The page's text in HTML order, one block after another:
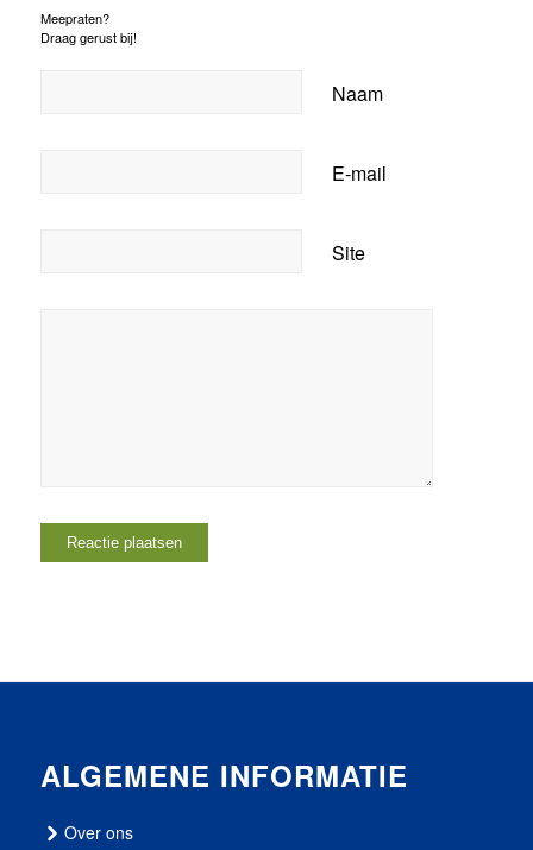
Meepraten?
Draag gerust bij!
Naam
E-mail
Site
ALGEMENE INFORMATIE
Over ons